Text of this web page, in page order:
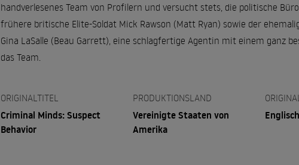
handverlesenes Team von Profilern und versucht stets, die politische
frühere britische Elite-Soldat Mick Rawson (Matt Ryan) sowie der
Gina LaSalle (Beau Garrett), eine schlagfertige Agentin mit einem ganz
das Team.
ORIGINALTITEL
Criminal Minds: Suspect
Behavior
PRODUKTIONSLAND
Vereinigte Staaten von
Amerika
Englisch